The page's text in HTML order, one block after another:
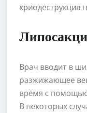
криодеструкция
Врач вводит в
разжижающее
время с
В некоторых